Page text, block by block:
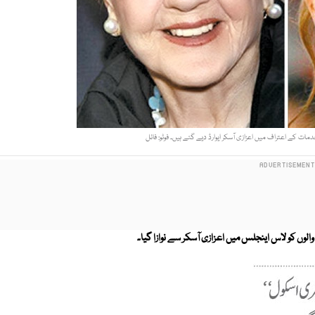
کے اعتراف میں اعزازی آسکر ایوارڈ دیے گئے ہیں۔ فوٹو: فائل
کو لاس اینجلس میں اعزازی آسکر سے نوازا گیا۔